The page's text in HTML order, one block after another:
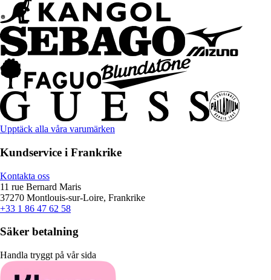
Upptäck alla våra varumärken
Kundservice i Frankrike
Kontakta oss
11 rue Bernard Maris
37270 Montlouis-sur-Loire, Frankrike
+33 1 86 47 62 58
Säker betalning
Handla tryggt på vår sida